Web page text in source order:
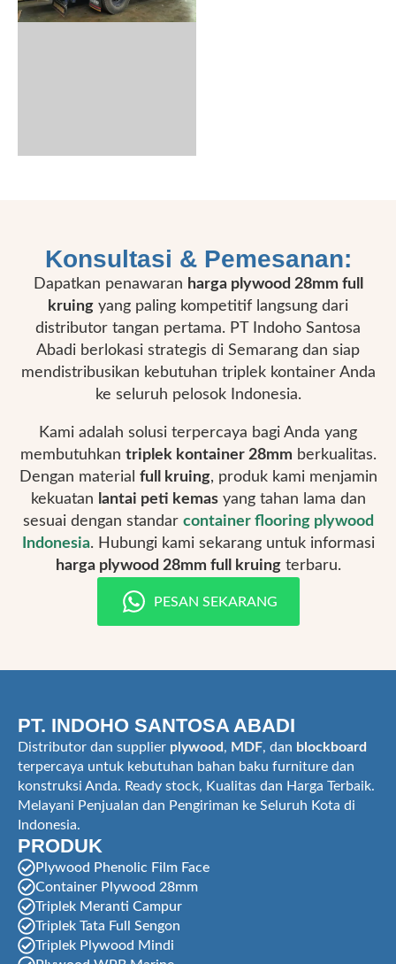
Konsultasi & Pemesanan:
Dapatkan penawaran harga plywood 28mm full
kruing yang paling kompetitif langsung dari
distributor tangan pertama. PT Indoho Santosa
Abadi berlokasi strategis di Semarang dan siap
mendistribusikan kebutuhan triplek kontainer Anda
ke seluruh pelosok Indonesia.
Kami adalah solusi terpercaya bagi Anda yang
membutuhkan triplek kontainer 28mm berkualitas.
Dengan material full kruing, produk kami menjamin
kekuatan lantai peti kemasyang tahan lama dan
sesuai dengan standar container flooring plywood
Indonesia. Hubungi kami sekarang untuk informasi
harga plywood 28mm full kruingterbaru.
PESAN SEKARANG
PT. INDOHO SANTOSA ABADI
Distributor dan supplier plywood, MDF, dan blockboard
terpercaya untuk kebutuhan bahan baku furniture dan
konstruksi Anda. Ready stock, Kualitas dan Harga Terbaik.
Melayani Penjualan dan Pengiriman ke Seluruh Kota di
Indonesia.
PRODUK
Plywood Phenolic Film Face
Container Plywood 28mm
Triplek Meranti Campur
Triplek Tata Full Sengon
Triplek Plywood Mindi